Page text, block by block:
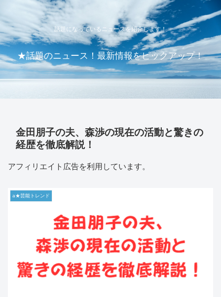
話題になっているニュースを紹介します！
★話題のニュース！最新情報をピックアップ！
金田朋子の夫、森渉の現在の活動と驚きの
経歴を徹底解説！
アフィリエイト広告を利用しています。
a★芸能トレンド